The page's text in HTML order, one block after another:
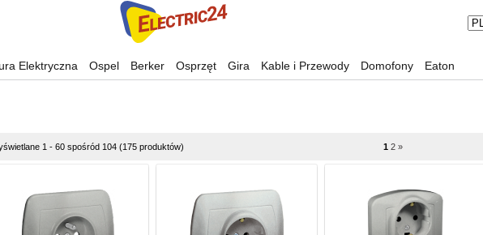
Elektryczna Ospel Berker Osprzęt Gira Kable i Przewody Domofony Eaton
1 - 60 spośród 104 (175 produktów) 1 2 »